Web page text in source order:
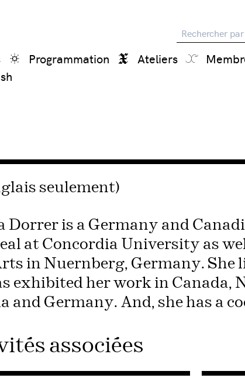
Recherche
Programmation Ateliers
seulement)
Dorrer is a Germany and
at Concordia University as
in Nuernberg, Germany. She
exhibited her work in Canada,
and Germany. And, she has a
associées